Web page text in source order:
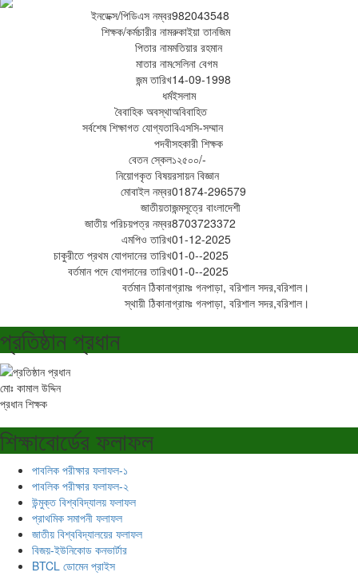
ইনডেক্স/পিডিএস নম্বর982043548
শিক্ষক/কর্মচারীর নামরুকাইয়া তানজিম
পিতার নামমতিয়ার রহমান
মাতার নামসেলিনা বেগম
জন্ম তারিখ14-09-1998
ধর্মইসলাম
বৈবাহিক অবস্থাঅবিবাহিত
সর্বশেষ শিক্ষাগত যোগ্যতাবিএসসি-সম্মান
পদবীসহকারী শিক্ষক
বেতন স্কেল১২৫০০/-
নিয়োগকৃত বিষয়রসায়ন বিজ্ঞান
মোবাইল নম্বর01874-296579
জাতীয়তাজন্মসূত্রে বাংলাদেশী
জাতীয় পরিচয়পত্র নম্বর8703723372
এমপিও তারিখ01-12-2025
চাকুরীতে প্রথম যোগদানের তারিখ01-0--2025
বর্তমান পদে যোগদানের তারিখ01-0--2025
বর্তমান ঠিকানাগ্রামঃ গনপাড়া, বরিশাল সদর,বরিশাল।
স্থায়ী ঠিকানাগ্রামঃ গনপাড়া, বরিশাল সদর,বরিশাল।
প্রতিষ্ঠান প্রধান
মোঃ কামাল উদ্দিন
প্রধান শিক্ষক
শিক্ষাবোর্ডের ফলাফল
পাবলিক পরীক্ষার ফলাফল-১
পাবলিক পরীক্ষার ফলাফল-২
উন্মুক্ত বিশ্ববিদ্যালয় ফলাফল
প্রাথমিক সমাপনী ফলাফল
জাতীয় বিশ্ববিদ্যালয়ের ফলাফল
বিজয়-ইউনিকোড কনভার্টার
BTCL ডোমেন প্রাইস